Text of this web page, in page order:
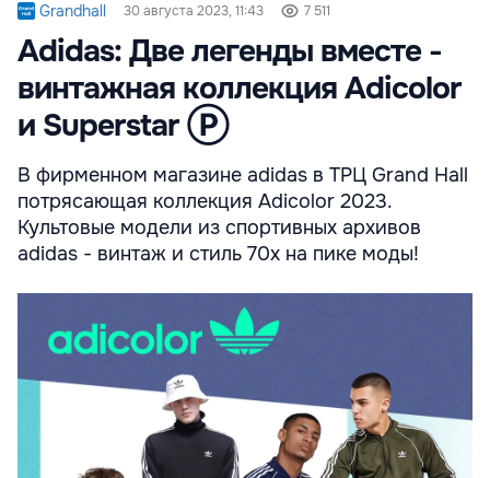
Grandhall 30 августа 2023, 11:43 7 511
Adidas: Две легенды вместе -
винтажная коллекция Adicolor
и Superstar Ⓟ
В фирменном магазине adidas в ТРЦ Grand Hall
потрясающая коллекция Adicolor 2023.
Культовые модели из спортивных архивов
adidas - винтаж и стиль 70х на пике моды!